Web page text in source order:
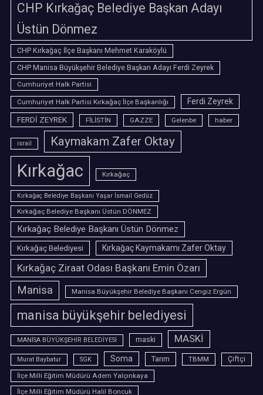
CHP Kırkağaç Belediye Başkan Adayı
Üstün Dönmez
CHP Kırkağaç İlçe Başkanı Mehmet Karaköylü
CHP Manisa Büyükşehir Belediye Başkan Adayı Ferdi Zeyrek
Cumhuriyet Halk Partisi
Cumhuriyet Halk Partisi Kırkağaç İlçe Başkanlığı
Ferdi Zeyrek
FERDİ ZEYREK
FİLİSTİN GAZZE Gelenbe haber
israil Kaymakam Zafer Oktay
Kırkağac Kırkağaç
Kırkağaç Belediye Başkanı Yaşar İsmail Gedüz
Kırkağaç Belediye Başkanı Üstün DÖNMEZ
Kırkağaç Belediye Başkanı Üstün Dönmez
Kırkağaç Belediyesi Kırkağaç Kaymakamı Zafer Oktay
Kırkağaç Ziraat Odası Başkanı Emin Özarı
Manisa Manisa Büyükşehir Belediye Başkanı Cengiz Ergün
manisa büyükşehir belediyesi
MANİSA BÜYÜKŞEHİR BELEDİYESİ maski MASKİ
Murat Baybatur SGK Soma Tarım TBMM
Çiftçi
İlçe Milli Eğitim Müdürü Adem Yalçınkaya
İlçe Milli Eğitim Müdürü Halil Boncuk